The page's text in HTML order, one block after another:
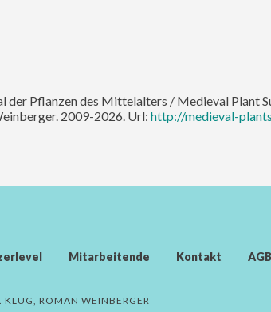
der Pflanzen des Mittelalters / Medieval Plant
2009-2026. Url: http://medieval-
Mitarbeitende Kontakt AGB
KLUG, ROMAN WEINBERGER